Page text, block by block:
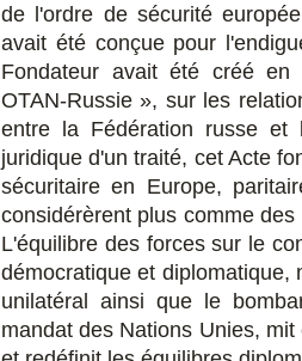
de l'ordre de sécurité
avait été conçue pour
Fondateur avait été créé
OTAN-Russie », sur les
entre la Fédération russe et
juridique d'un traité, cet Acte
sécuritaire en Europe,
considérèrent plus comme
L'équilibre des forces sur le
démocratique et diplomatique,
unilatéral ainsi que le
mandat des Nations Unies,